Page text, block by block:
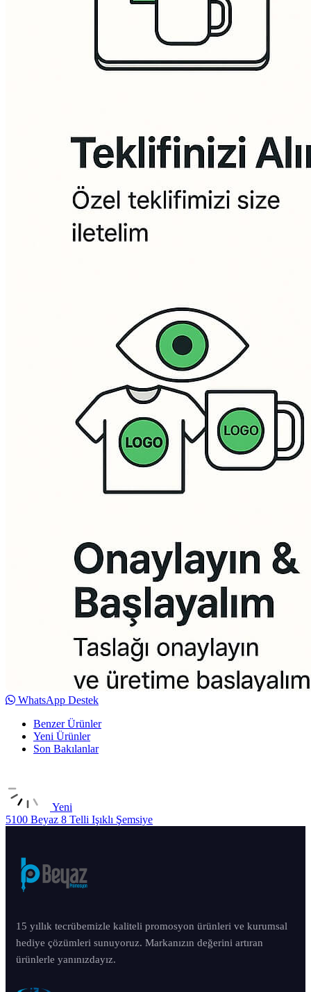
WhatsApp Destek
Benzer Ürünler
Yeni Ürünler
Son Bakılanlar
Yeni
5100 Beyaz 8 Telli Işıklı Şemsiye
15 yıllık tecrübemizle kaliteli promosyon ürünleri ve kurumsal
hediye çözümleri sunuyoruz. Markanızın değerini artıran
ürünlerle yanınızdayız.